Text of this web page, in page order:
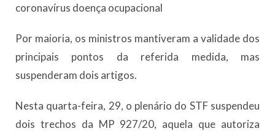
coronavírus doença ocupacional
Por maioria, os ministros mantiveram a validade dos
principais pontos da referida medida, mas
suspenderam dois artigos.
Nesta quarta-feira, 29, o plenário do STF suspendeu
dois trechos da MP 927/20, aquela que autoriza